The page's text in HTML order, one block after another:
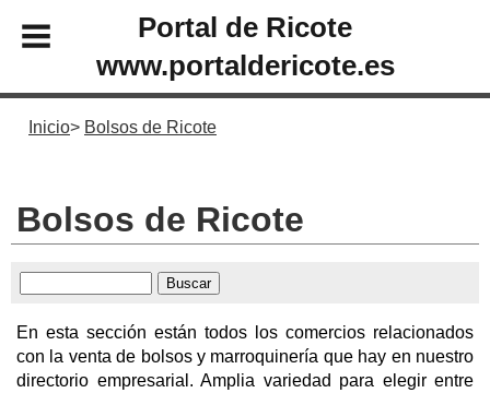
Portal de Ricote
www.portaldericote.es
Inicio Bolsos de Ricote
Bolsos de Ricote
En esta sección están todos los comercios relacionados
con la venta de bolsos y marroquinería que hay en nuestro
directorio empresarial. Amplia variedad para elegir entre